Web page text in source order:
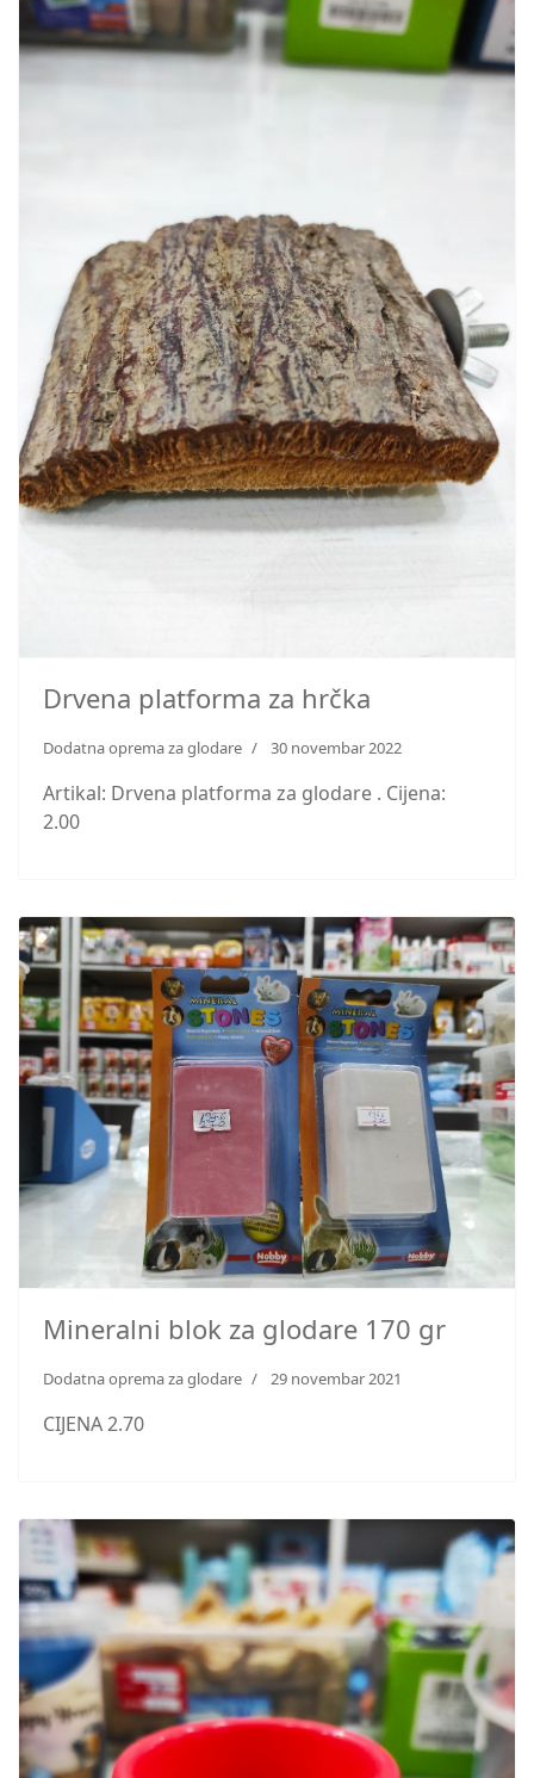
Drvena platforma za hrčka
Dodatna oprema za glodare 30 novembar 2022
Artikal: Drvena platforma za glodare . Cijena:
2.00
Mineralni blok za glodare 170 gr
Dodatna oprema za glodare 29 novembar 2021
CIJENA 2.70